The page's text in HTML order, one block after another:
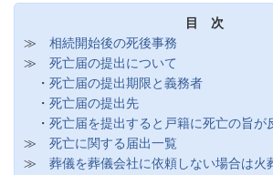
目 次
≫ 相続開始後の死後事務
≫ 死亡届の提出について
・ 死亡届の提出期限と義務者
・ 死亡届の提出先
・ 死亡届を提出すると戸籍に死亡の旨が
≫ 死亡に関する届出一覧
≫ 葬儀を葬儀会社に依頼しない場合は火